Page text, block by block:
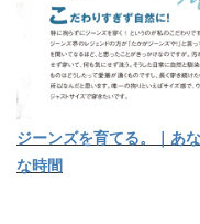
ジーンズを育てる。｜あ
な時間